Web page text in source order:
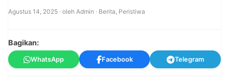
Agustus 14, 2025 · oleh Admin · Berita, Peristiwa
Bagikan:
WhatsApp Facebook Telegram